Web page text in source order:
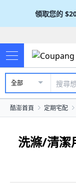
領取您的
全部
酷澎首頁 定期宅配
洗滌/清潔